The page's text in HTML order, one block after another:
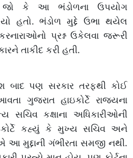
જો કે આ ભંડોળના ઉપયોગ
હતો. ભંડોળ મુદ્દે ઉભા થયેલ
કરનારાઓનો પ્રશ્ન ઉકેલવા જરૂરી
તાકીદ કરી હતી.
બાદ પણ સરકાર તરફથી કોઈ
ગુજરાત હાઇકોર્ટે રાજ્યના
કક્ષાના અધિકારીઓની
કહ્યું કે મુખ્ય સચિવ અને
આ મુદ્દાની ગંભીરતા સમજી નથી.